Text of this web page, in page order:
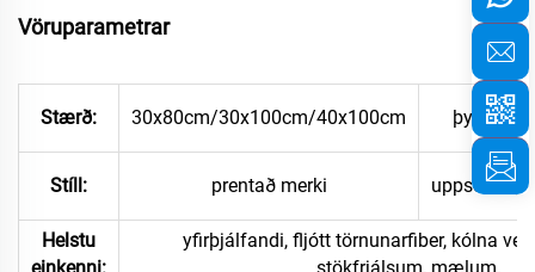
Vöruparametrar
Stærð: 30x80cm/30x100cm/40x100cm þyngd:
Stíll: prentað merki uppsetning:
Helstu
yfirþjálfandi, fljótt törnunarfiber, kólna